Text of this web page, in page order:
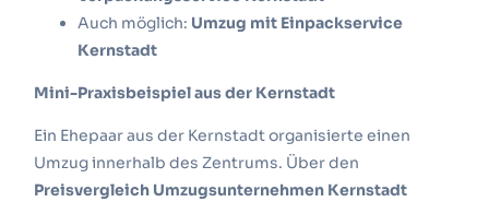
Auch möglich: Umzug mit Einpackservice
Kernstadt
Mini-Praxisbeispiel aus der Kernstadt
Ein Ehepaar aus der Kernstadt organisierte einen
Umzug innerhalb des Zentrums. Über den
Preisvergleich Umzugsunternehmen Kernstadt